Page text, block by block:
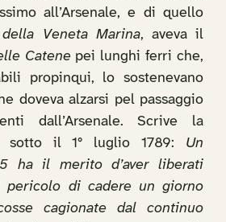
all’Arsenale, e di quello
della Veneta Marina, aveva il
Catene pei lunghi ferri che,
propinqui, lo sostenevano
doveva alzarsi pel passaggio
dall’Arsenale. Scrive la
il 1° luglio 1789: Un
ha il merito d’aver liberati
pericolo di cadere un giorno
cagionate dal continuo